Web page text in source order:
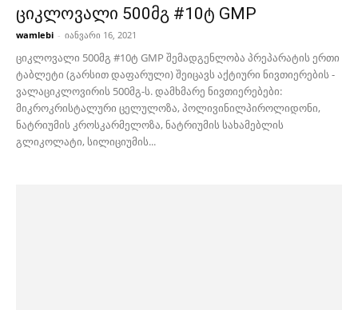
ციკლოვალი 500მგ #10ტ GMP
wamlebi - იანვარი 16, 2021
ციკლოვალი 500მგ #10ტ GMP შემადგენლობა პრეპარატის ერთი
ტაბლეტი (გარსით დაფარული) შეიცავს აქტიური ნივთიერების -
ვალაციკლოვირის 500მგ-ს. დამხმარე ნივთიერებები:
მიკროკრისტალური ცელულოზა, პოლივინილპიროლიდონი,
ნატრიუმის კროსკარმელოზა, ნატრიუმის სახამებლის
გლიკოლატი, სილიციუმის...